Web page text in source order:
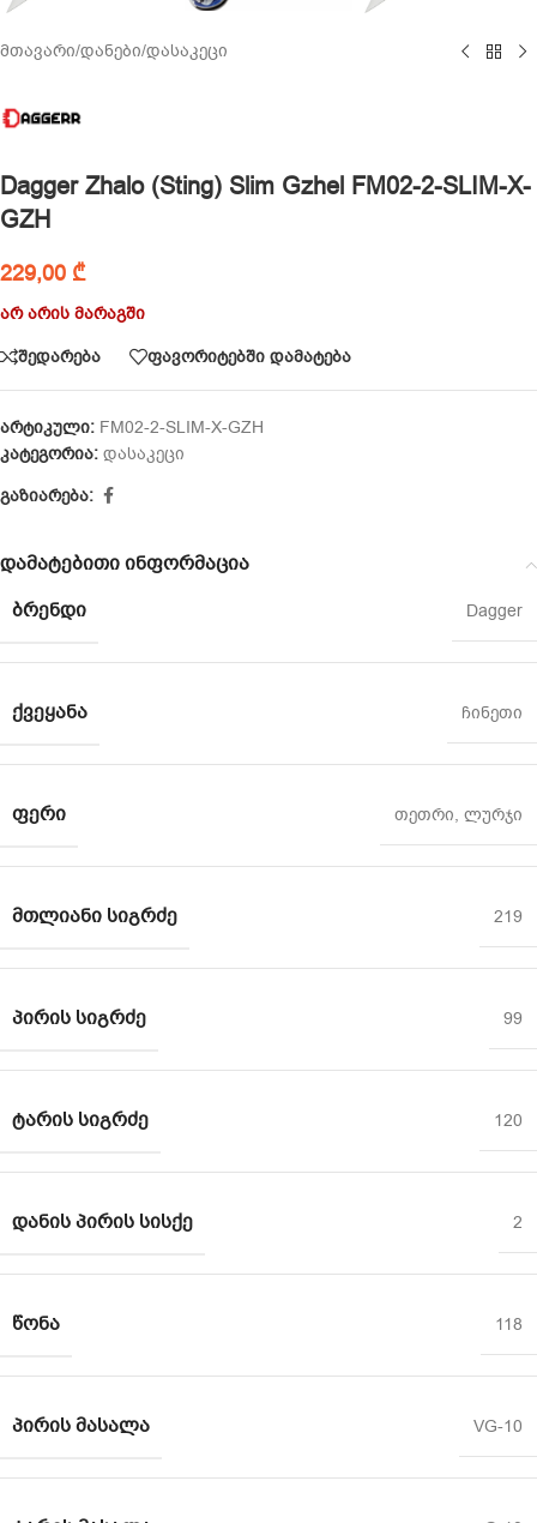
მთავარი/დანები/დასაკეცი
Dagger Zhalo (Sting) Slim Gzhel FM02-2-SLIM-X-
GZH
229,00 ₾
არ არის მარაგში
შედარება
ფავორიტებში დამატება
არტიკული: FM02-2-SLIM-X-GZH
კატეგორია: დასაკეცი
გაზიარება:
დამატებითი ინფორმაცია
ᲑᲠᲔᲜᲓᲘ
Dagger
ᲥᲕᲔᲧᲐᲜᲐ ჩინეთი
ᲤᲔᲠᲘ თეთრი, ლურჯი
ᲛᲗᲚᲘᲐᲜᲘ ᲡᲘᲒᲠᲫᲔ 219
ᲞᲘᲠᲘᲡ ᲡᲘᲒᲠᲫᲔ 99
ᲢᲐᲠᲘᲡ ᲡᲘᲒᲠᲫᲔ 120
ᲓᲐᲜᲘᲡ ᲞᲘᲠᲘᲡ ᲡᲘᲡᲥᲔ 2
ᲬᲝᲜᲐ 118
ᲞᲘᲠᲘᲡ ᲛᲐᲡᲐᲚᲐ VG-10